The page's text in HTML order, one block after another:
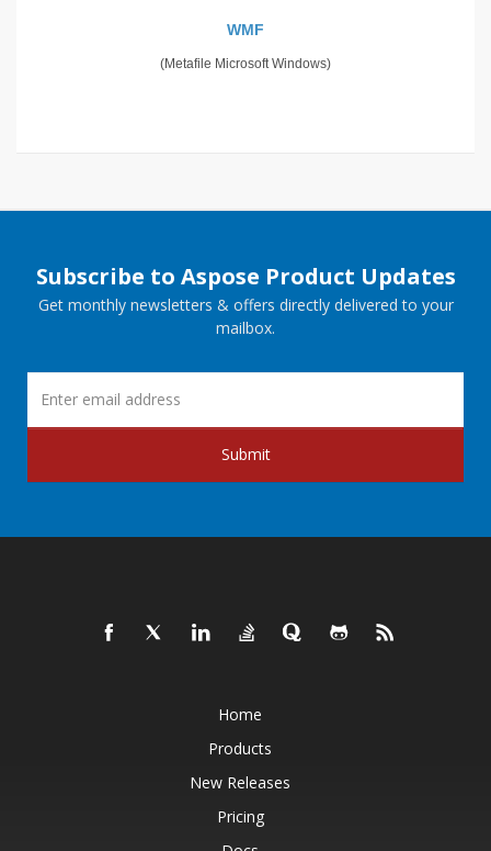
WMF
(Metafile Microsoft Windows)
Subscribe to Aspose Product Updates
Get monthly newsletters & offers directly delivered to your
mailbox.
Submit
Home
Products
New Releases
Pricing